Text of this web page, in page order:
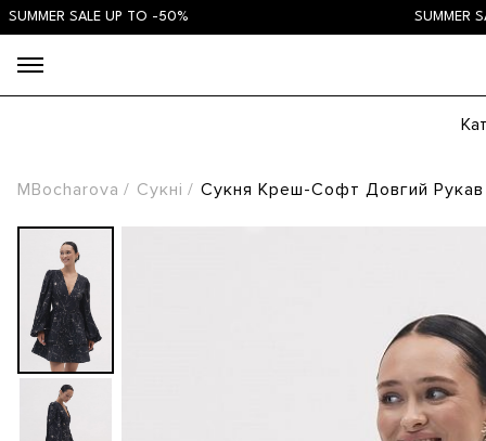
SALE UP TO -50% SUMMER SALE
MBocharova Сукні Сукня Креш-Софт Довгий Рукав